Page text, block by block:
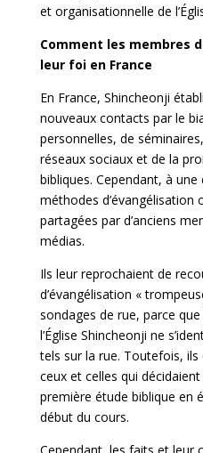
et organisationnelle de
Comment les membres
leur foi en France
En France, Shincheonji
nouveaux contacts par le
personnelles, de
réseaux sociaux et de la
bibliques. Cependant, à
méthodes d’évangélisation
partagées par d’anciens
médias.
Ils leur reprochaient de
d’évangélisation «
sondages de rue, parce
l’Église Shincheonji ne
tels sur la rue. Toutefois,
ceux et celles qui
première étude biblique en
début du cours.